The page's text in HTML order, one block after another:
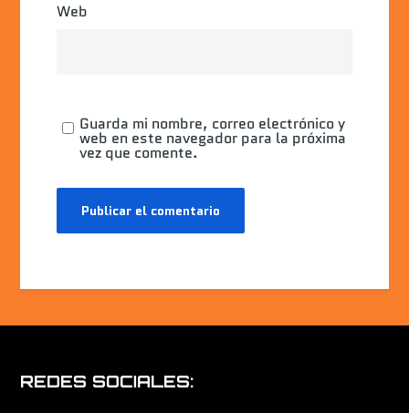
Web
Guarda mi nombre, correo electrónico y
web en este navegador para la próxima
vez que comente.
REDES SOCIALES: